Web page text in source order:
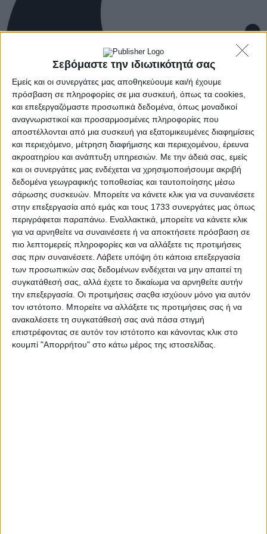
Σεβόμαστε την ιδιωτικότητά σας
Εμείς και οι συνεργάτες μας αποθηκεύουμε και/ή έχουμε
πρόσβαση σε πληροφορίες σε μια συσκευή, όπως τα cookies,
και επεξεργαζόμαστε προσωπικά δεδομένα, όπως μοναδικοί
αναγνωριστικοί και προσαρμοσμένες πληροφορίες που
αποστέλλονται από μια συσκευή για εξατομικευμένες διαφημίσεις
και περιεχόμενο, μέτρηση διαφήμισης και περιεχομένου, έρευνα
ακροατηρίου και ανάπτυξη υπηρεσιών. Με την άδειά σας, εμείς
και οι συνεργάτες μας ενδέχεται να χρησιμοποιήσουμε ακριβή
δεδομένα γεωγραφικής τοποθεσίας και ταυτοποίησης μέσω
σάρωσης συσκευών. Μπορείτε να κάνετε κλικ για να συναινέσετε
στην επεξεργασία από εμάς και τους 1733 συνεργάτες μας όπως
περιγράφεται παραπάνω. Εναλλακτικά, μπορείτε να κάνετε κλικ
για να αρνηθείτε να συναινέσετε ή να αποκτήσετε πρόσβαση σε
πιο λεπτομερείς πληροφορίες και να αλλάξετε τις προτιμήσεις
σας πριν συναινέσετε. Λάβετε υπόψη ότι κάποια επεξεργασία
των προσωπικών σας δεδομένων ενδέχεται να μην απαιτεί τη
συγκατάθεσή σας, αλλά έχετε το δικαίωμα να αρνηθείτε αυτήν
την επεξεργασία. Οι προτιμήσεις σαςθα ισχύουν μόνο για αυτόν
τον ιστότοπο. Μπορείτε να αλλάξετε τις προτιμήσεις σας ή να
ανακαλέσετε τη συγκατάθεσή σας ανά πάσα στιγμή
επιστρέφοντας σε αυτόν τον ιστότοπο και κάνοντας κλικ στο
κουμπί "Απορρήτου" στο κάτω μέρος της ιστοσελίδας.